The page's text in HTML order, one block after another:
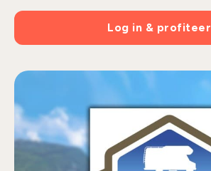
Log in & profiteer